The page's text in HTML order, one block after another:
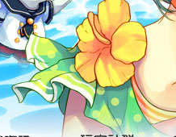
新手指南
遊戲下載
社群帳號馬上玩